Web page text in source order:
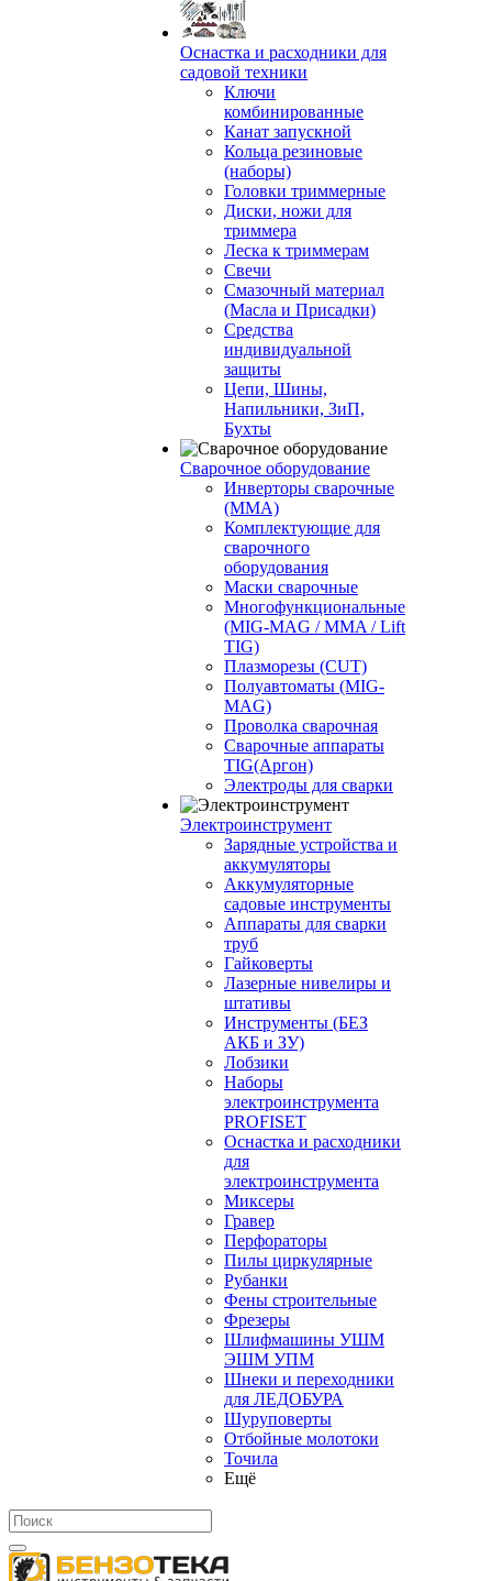
Оснастка и расходники для
садовой техники
Ключи
комбинированные
Канат запускной
Кольца резиновые
(наборы)
Головки триммерные
Диски, ножи для
триммера
Леска к триммерам
Свечи
Смазочный материал
(Масла и Присадки)
Средства
индивидуальной
защиты
Цепи, Шины,
Напильники, ЗиП,
Бухты
Сварочное оборудование
Инверторы сварочные
(ММА)
Комплектующие для
сварочного
оборудования
Маски сварочные
Многофункциональные
(MIG-MAG / MMA / Lift
TIG)
Плазморезы (CUT)
Полуавтоматы (МIG-
MAG)
Проволка сварочная
Сварочные аппараты
TIG(Аргон)
Электроды для сварки
Электроинструмент
Зарядные устройства и
аккумуляторы
Аккумуляторные
садовые инструменты
Аппараты для сварки
труб
Гайковерты
Лазерные нивелиры и
штативы
Инструменты (БЕЗ
АКБ и ЗУ)
Лобзики
Наборы
электроинструмента
PROFISET
Оснастка и расходники
для
электроинструмента
Миксеры
Гравер
Перфораторы
Пилы циркулярные
Рубанки
Фены строительные
Фрезеры
Шлифмашины УШМ
ЭШМ УПМ
Шнеки и переходники
для ЛЕДОБУРА
Шуруповерты
Отбойные молотоки
Точила
Ещё